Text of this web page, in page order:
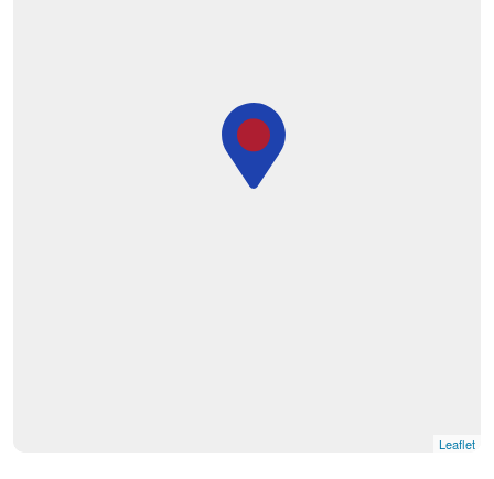
Leaflet